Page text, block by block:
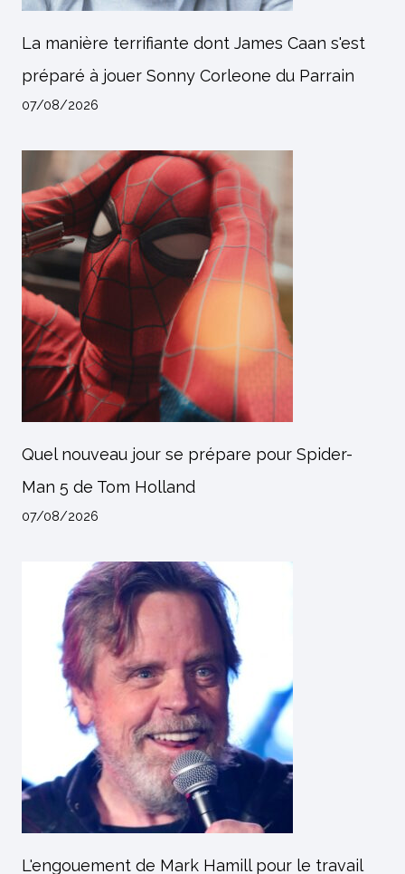
La manière terrifiante dont James Caan s'est
préparé à jouer Sonny Corleone du Parrain
07/08/2026
Quel nouveau jour se prépare pour Spider-
Man 5 de Tom Holland
07/08/2026
L'engouement de Mark Hamill pour le travail